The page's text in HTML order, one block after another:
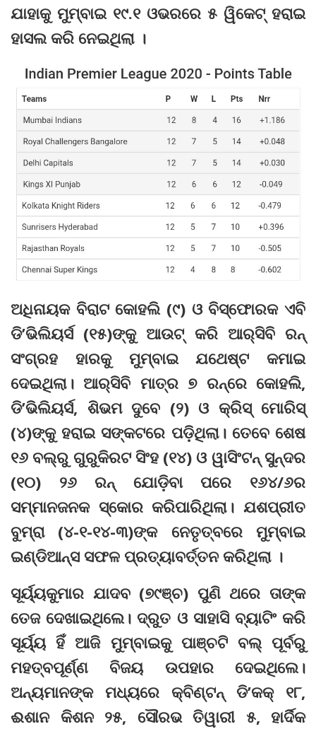
ଯାହାକୁ ମୁମ୍ବାଇ ୧୯.୧ ଓଭରରେ ୫ ୱିକେଟ୍ ହରାଇ
ହାସଲ କରି ନେଇଥିଲା ।
ଅଧିନାୟକ ବିରାଟ କୋହଲି (୯) ଓ ବିସ୍ଫୋରକ ଏବି
ଡି’ଭିଲିୟର୍ସ (୧୫)ଙ୍କୁ ଆଉଟ୍ କରି ଆର୍‌ସିବି ରନ୍
ସଂଗ୍ରହ ହାରକୁ ମୁମ୍ବାଇ ଯଥେଷ୍ଟ କମାଇ
ଦେଇଥିଲା। ଆର୍‌ସିବି ମାତ୍ର ୭ ରନ୍‌ରେ କୋହଲି,
ଡି’ଭିଲିୟର୍ସ, ଶିଭମ ଦୁବେ (୨) ଓ କ୍ରିସ୍ ମୋରିସ୍
(୪)ଙ୍କୁ ହରାଇ ସଙ୍କଟରେ ପଡ଼ିଥିଲା। ତେବେ ଶେଷ
୧୬ ବଲ୍‌ରୁ ଗୁରୁକିରଟ ସିଂହ (୧୪) ଓ ୱାସିଂଟନ୍ ସୁନ୍ଦର
(୧୦) ୨୬ ରନ୍ ଯୋଡ଼ିବା ପରେ ୧୬୪/୬ର
ସମ୍ମାନଜନକ ସ୍କୋର କରିପାରିଥିଲା। ଯଶପ୍ରୀତ
ବୁମ୍‌ରା (୪-୧-୧୪-୩)ଙ୍କ ନେତୃତ୍ବରେ ମୁମ୍ବାଇ
ଇଣ୍ଡିଆନ୍ସ ସଫଳ ପ୍ରତ୍ୟାବର୍ତ୍ତନ କରିଥିଲା ।
ସୂର୍ୟ୍ୟକୁମାର ଯାଦବ (୭୯ଞ୍ଚ) ପୁଣି ଥରେ ତାଙ୍କ
ତେଜ ଦେଖାଇଥିଲେ। ଦ୍ରୁତ ଓ ସାହାସି ବ୍ୟାଟିଂ କରି
ସୂର୍ୟ୍ୟ ହିଁ ଆଜି ମୁମ୍ବାଇକୁ ପାଞ୍ଚଟି ବଲ୍ ପୂର୍ବରୁ
ମହତ୍ବପୂର୍ଣ୍ଣ ବିଜୟ ଉପହାର ଦେଇଥିଲେ।
ଅନ୍ୟମାନଙ୍କ ମଧ୍ୟରେ କ୍ବିଣ୍ଟନ୍ ଡି’କକ୍ ୧୮,
ଈଶାନ କିଶନ ୨୫, ସୌରଭ ତିୱାରୀ ୫, ହାର୍ଦିକ